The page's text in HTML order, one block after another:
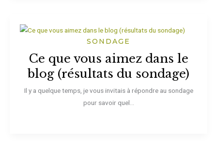
SONDAGE
Ce que vous aimez dans le
blog (résultats du sondage)
Il y a quelque temps, je vous invitais à répondre au sondage
pour savoir quel...